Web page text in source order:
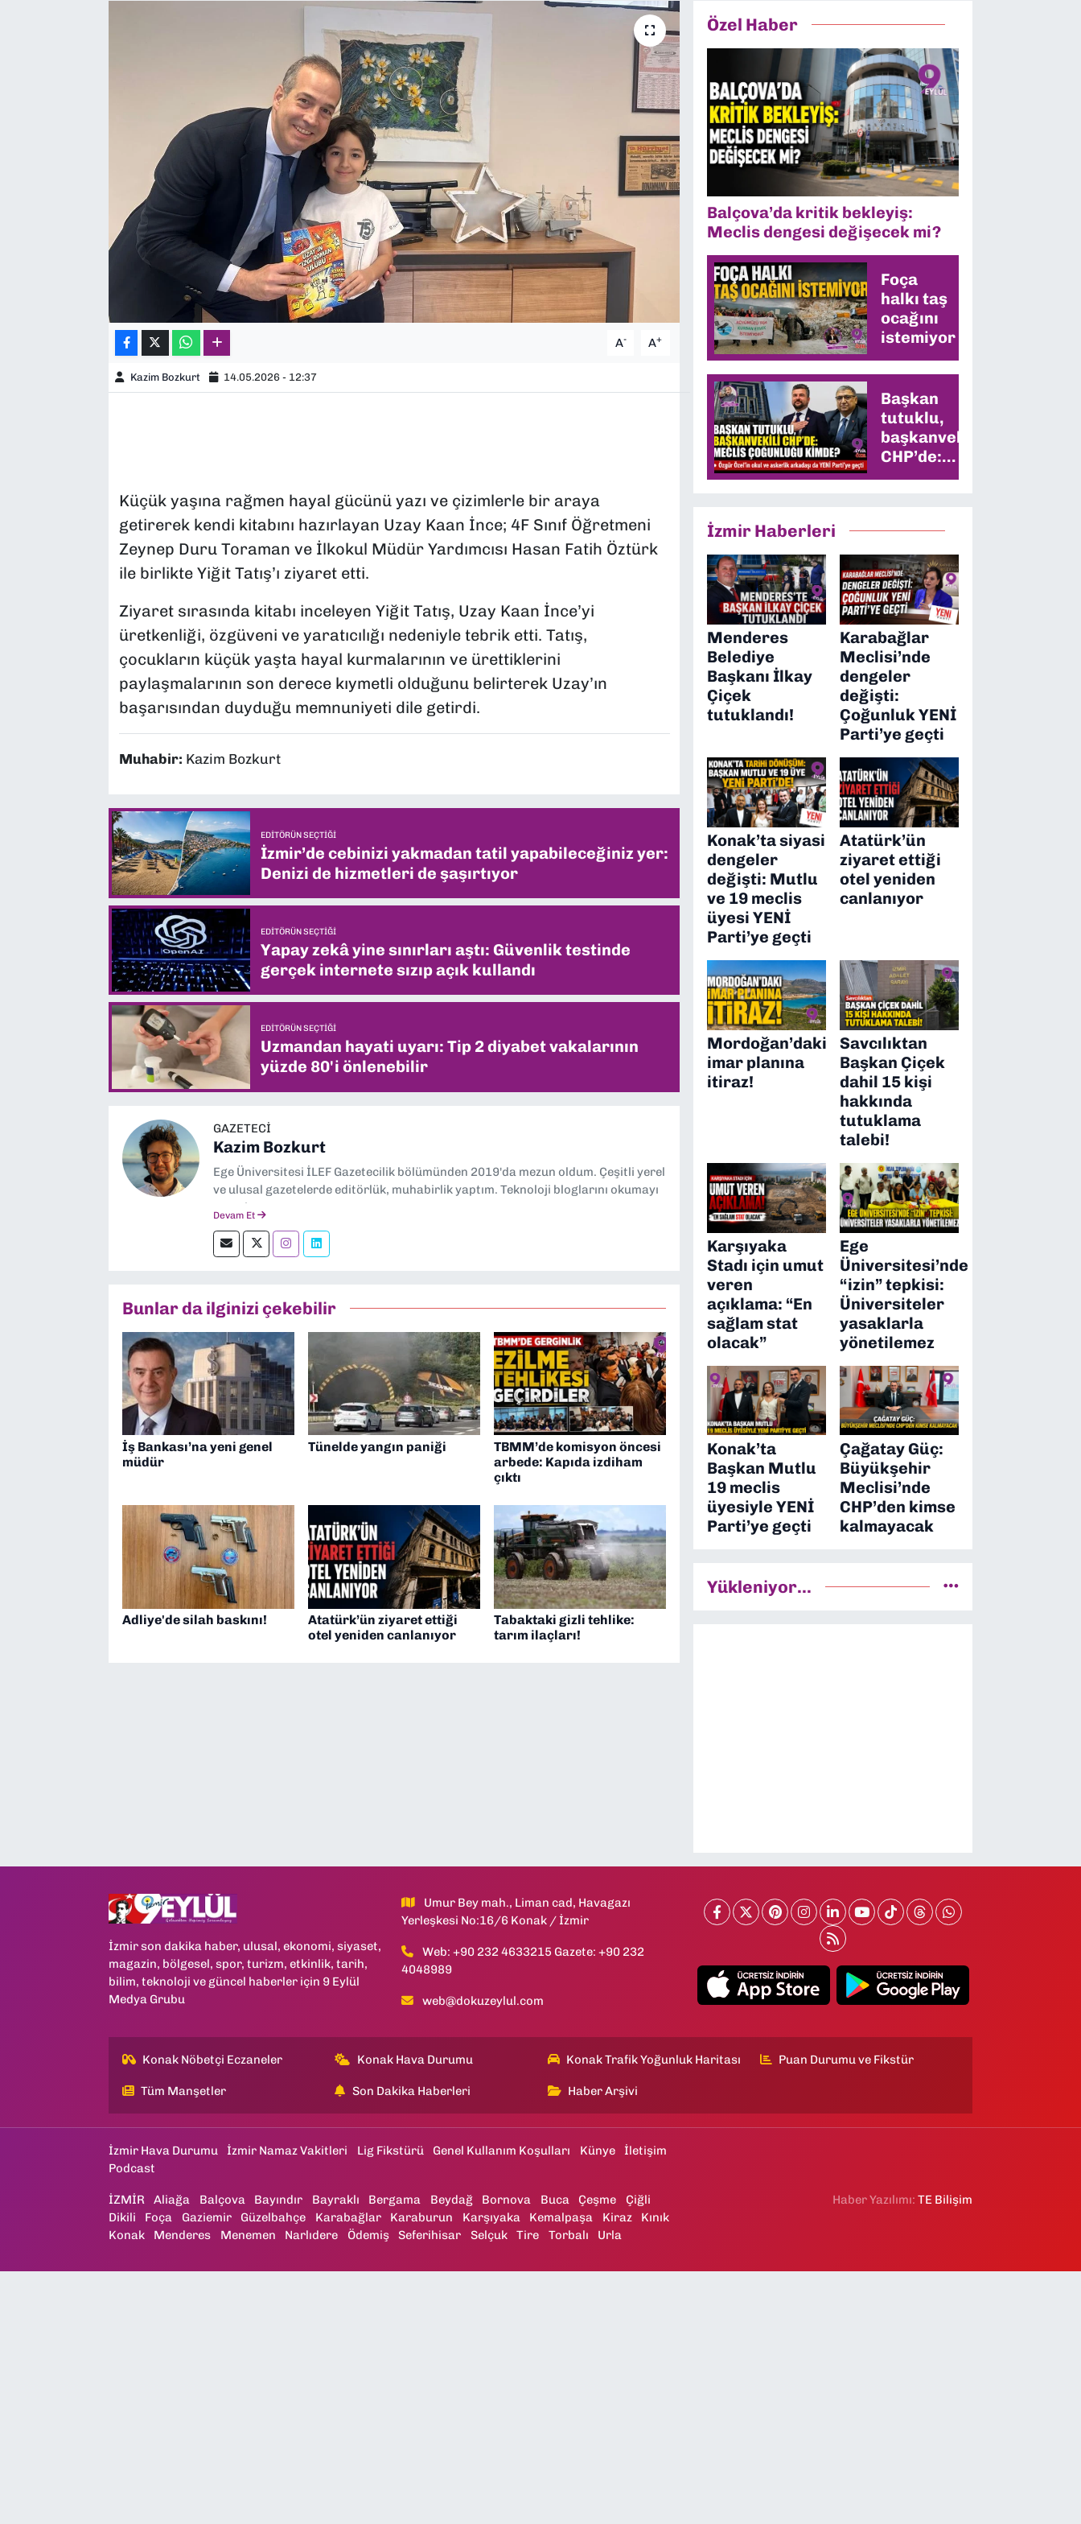
A- A+
Kazim Bozkurt 14.05.2026 - 12:37
Küçük yaşına rağmen hayal gücünü yazı ve çizimlerle bir araya
getirerek kendi kitabını hazırlayan Uzay Kaan İnce; 4F Sınıf Öğretmeni
Zeynep Duru Toraman ve İlkokul Müdür Yardımcısı Hasan Fatih Öztürk
ile birlikte Yiğit Tatış’ı ziyaret etti.
Ziyaret sırasında kitabı inceleyen Yiğit Tatış, Uzay Kaan İnce’yi
üretkenliği, özgüveni ve yaratıcılığı nedeniyle tebrik etti. Tatış,
çocukların küçük yaşta hayal kurmalarının ve ürettiklerini
paylaşmalarının son derece kıymetli olduğunu belirterek Uzay’ın
başarısından duyduğu memnuniyeti dile getirdi.
Muhabir: Kazim Bozkurt
EDITÖRÜN SEÇTIĞI
İzmir’de cebinizi yakmadan tatil yapabileceğiniz yer:
Denizi de hizmetleri de şaşırtıyor
EDITÖRÜN SEÇTIĞI
Yapay zekâ yine sınırları aştı: Güvenlik testinde
gerçek internete sızıp açık kullandı
EDITÖRÜN SEÇTIĞI
Uzmandan hayati uyarı: Tip 2 diyabet vakalarının
yüzde 80'i önlenebilir
GAZETECI
Kazim Bozkurt
Ege Üniversitesi İLEF Gazetecilik bölümünden 2019'da mezun oldum. Çeşitli yerel
ve ulusal gazetelerde editörlük, muhabirlik yaptım. Teknoloji bloglarını okumayı
severim.
Devam Et
Bunlar da ilginizi çekebilir
İş Bankası’na yeni genel
müdür
Tünelde yangın paniği
TBMM’de komisyon öncesi
arbede: Kapıda izdiham
çıktı
Adliye'de silah baskını!
Atatürk’ün ziyaret ettiği
otel yeniden canlanıyor
Tabaktaki gizli tehlike:
tarım ilaçları!
Özel Haber
Balçova’da kritik bekleyiş:
Meclis dengesi değişecek mi?
Foça
halkı taş
ocağını
istemiyor
Başkan
tutuklu,
başkanvekili
CHP’de:
Meclis
İzmir Haberleri
Menderes
Belediye
Başkanı İlkay
Çiçek
tutuklandı!
Karabağlar
Meclisi’nde
dengeler
değişti:
Çoğunluk YENİ
Parti’ye geçti
Konak’ta siyasi
dengeler
değişti: Mutlu
ve 19 meclis
üyesi YENİ
Parti’ye geçti
Atatürk’ün
ziyaret ettiği
otel yeniden
canlanıyor
Mordoğan’daki
imar planına
itiraz!
Savcılıktan
Başkan Çiçek
dahil 15 kişi
hakkında
tutuklama
talebi!
Karşıyaka
Stadı için umut
veren
açıklama: “En
sağlam stat
olacak”
Ege
Üniversitesi’nde
“izin” tepkisi:
Üniversiteler
yasaklarla
yönetilemez
Konak’ta
Başkan Mutlu
19 meclis
üyesiyle YENİ
Parti’ye geçti
Çağatay Güç:
Büyükşehir
Meclisi’nde
CHP’den kimse
kalmayacak
Yükleniyor...
İzmir son dakika haber, ulusal, ekonomi, siyaset,
magazin, bölgesel, spor, turizm, etkinlik, tarih,
bilim, teknoloji ve güncel haberler için 9 Eylül
Medya Grubu
Umur Bey mah., Liman cad, Havagazı
Yerleşkesi No:16/6 Konak / İzmir
Web: +90 232 4633215 Gazete: +90 232
4048989
web@dokuzeylul.com
Konak Nöbetçi Eczaneler Konak Hava Durumu Konak Trafik Yoğunluk Haritası Puan Durumu ve Fikstür
Tüm Manşetler Son Dakika Haberleri Haber Arşivi
İzmir Hava Durumu İzmir Namaz Vakitleri Lig Fikstürü Genel Kullanım Koşulları Künye
İletişim
Podcast
İZMİR Aliağa Balçova Bayındır Bayraklı Bergama Beydağ Bornova Buca Çeşme
Çiğli
Dikili
Foça Gaziemir Güzelbahçe Karabağlar Karaburun Karşıyaka Kemalpaşa Kiraz
Kınık
Konak
Menderes Menemen Narlıdere Ödemiş Seferihisar Selçuk Tire Torbalı Urla
Haber Yazılımı:TE Bilişim
YEREL YÖNETİMLER